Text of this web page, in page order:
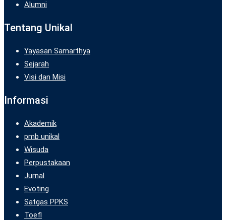
Alumni
Tentang Unikal
Yayasan Samarthya
Sejarah
Visi dan Misi
Informasi
Akademik
pmb unikal
Wisuda
Perpustakaan
Jurnal
Evoting
Satgas PPKS
Toefl